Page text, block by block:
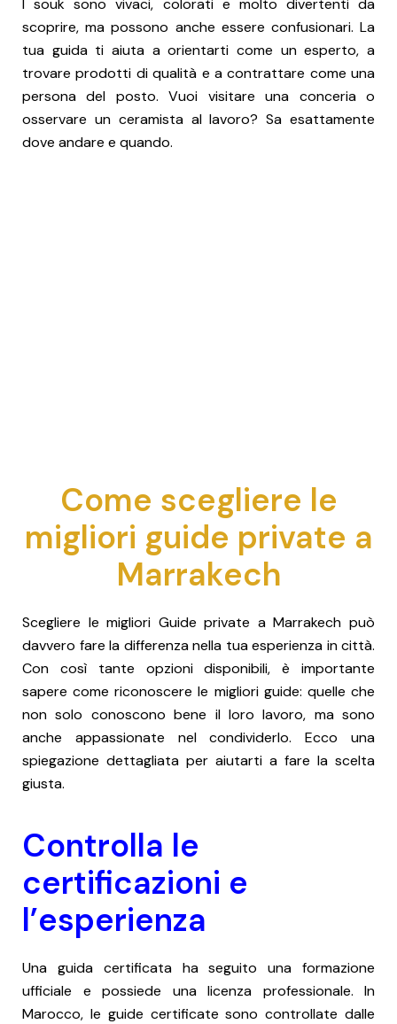
I souk sono vivaci, colorati e molto divertenti da
scoprire, ma possono anche essere confusionari. La
tua guida ti aiuta a orientarti come un esperto, a
trovare prodotti di qualità e a contrattare come una
persona del posto. Vuoi visitare una conceria o
osservare un ceramista al lavoro? Sa esattamente
dove andare e quando.
Come scegliere le
migliori guide private a
Marrakech
Scegliere le migliori Guide private a Marrakech può
davvero fare la differenza nella tua esperienza in città.
Con così tante opzioni disponibili, è importante
sapere come riconoscere le migliori guide: quelle che
non solo conoscono bene il loro lavoro, ma sono
anche appassionate nel condividerlo. Ecco una
spiegazione dettagliata per aiutarti a fare la scelta
giusta.
Controlla le
certificazioni e
l’esperienza
Una guida certificata ha seguito una formazione
ufficiale e possiede una licenza professionale. In
Marocco, le guide certificate sono controllate dalle